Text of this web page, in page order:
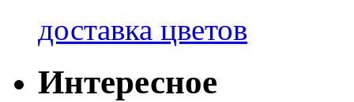
доставка цветов
Интересное